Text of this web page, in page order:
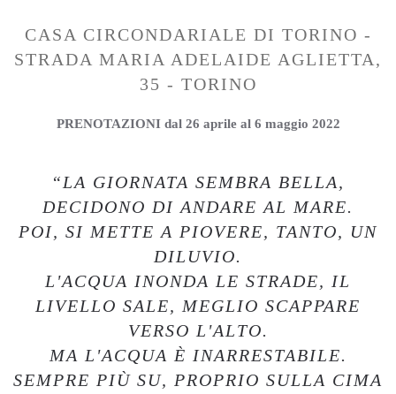
CASA CIRCONDARIALE DI TORINO -
STRADA MARIA ADELAIDE AGLIETTA,
35 - TORINO
PRENOTAZIONI dal 26 aprile al 6 maggio 2022
“LA GIORNATA SEMBRA BELLA,
DECIDONO DI ANDARE AL MARE.
POI, SI METTE A PIOVERE, TANTO, UN
DILUVIO.
L'ACQUA INONDA LE STRADE, IL
LIVELLO SALE, MEGLIO SCAPPARE
VERSO L'ALTO.
MA L'ACQUA È INARRESTABILE.
SEMPRE PIÙ SU, PROPRIO SULLA CIMA